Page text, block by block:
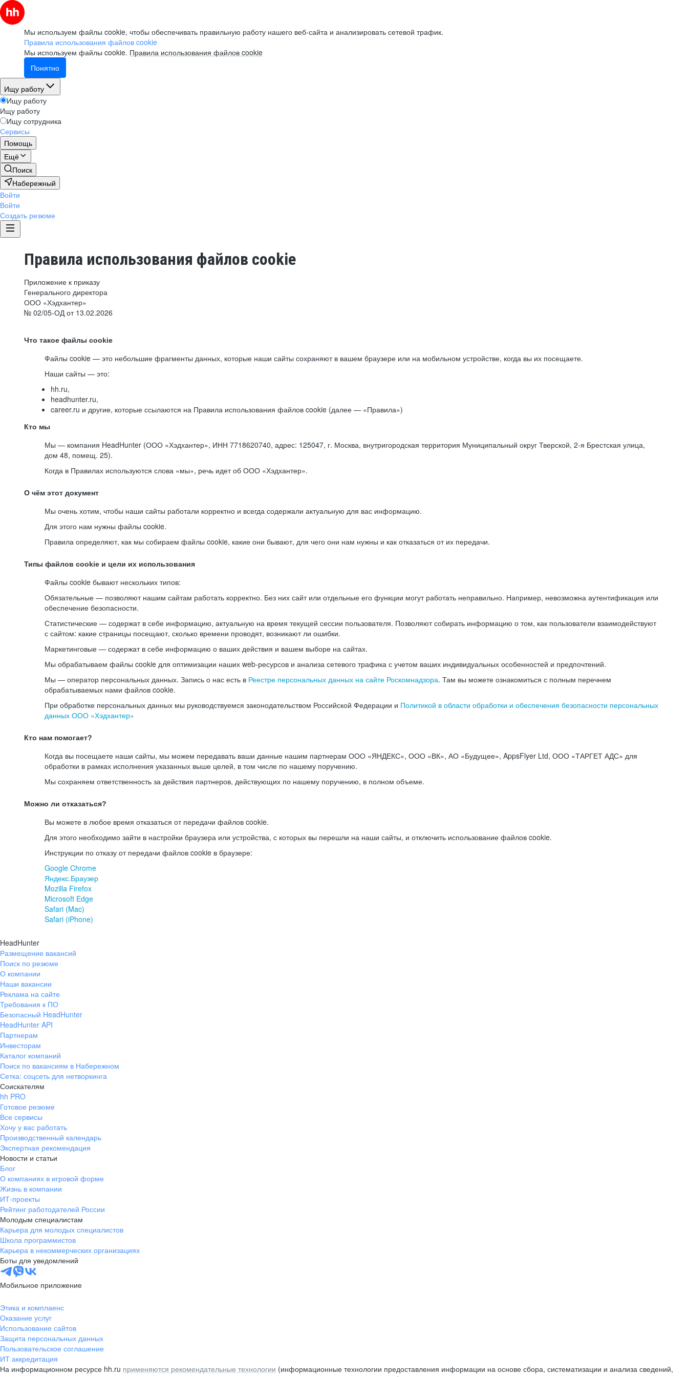
Мы используем файлы cookie, чтобы обеспечивать правильную работу нашего веб-сайта и анализировать сетевой трафик.
Правила использования файлов cookie
Мы используем файлы cookie. Правила использования файлов cookie
Понятно
Ищу работу
Ищу работу
Ищу работу
Ищу сотрудника
Сервисы
Помощь
Ещё
Поиск
Набережный
Войти
Войти
Создать резюме
Правила использования файлов cookie
Приложение к приказу
Генерального директора
ООО «Хэдхантер»
№ 02/05-ОД от 13.02.2026
Что такое файлы cookie
Файлы cookie — это небольшие фрагменты данных, которые наши сайты сохраняют в вашем браузере или на мобильном устройстве, когда вы их посещаете.
Наши сайты — это:
hh.ru,
headhunter.ru,
career.ru и другие, которые ссылаются на Правила использования файлов cookie (далее — «Правила»)
Кто мы
Мы — компания HeadHunter (ООО «Хэдхантер», ИНН 7718620740, адрес: 125047, г. Москва, внутригородская территория Муниципальный округ Тверской, 2-я Брестская улица,
дом 48, помещ. 25).
Когда в Правилах используются слова «мы», речь идет об ООО «Хэдхантер».
О чём этот документ
Мы очень хотим, чтобы наши сайты работали корректно и всегда содержали актуальную для вас информацию.
Для этого нам нужны файлы cookie.
Правила определяют, как мы собираем файлы cookie, какие они бывают, для чего они нам нужны и как отказаться от их передачи.
Типы файлов cookie и цели их использования
Файлы cookie бывают нескольких типов:
Обязательные — позволяют нашим сайтам работать корректно. Без них сайт или отдельные его функции могут работать неправильно. Например, невозможна аутентификация или
обеспечение безопасности.
Статистические — содержат в себе информацию, актуальную на время текущей сессии пользователя. Позволяют собирать информацию о том, как пользователи взаимодействуют
с сайтом: какие страницы посещают, сколько времени проводят, возникают ли ошибки.
Маркетинговые — содержат в себе информацию о ваших действия и вашем выборе на сайтах.
Мы обрабатываем файлы cookie для оптимизации наших web-ресурсов и анализа сетевого трафика с учетом ваших индивидуальных особенностей и предпочтений.
Мы — оператор персональных данных. Запись о нас есть в Реестре персональных данных на сайте Роскомнадзора. Там вы можете ознакомиться с полным перечнем
обрабатываемых нами файлов cookie.
При обработке персональных данных мы руководствуемся законодательством Российской Федерации и Политикой в области обработки и обеспечения безопасности персональных
данных ООО «Хэдхантер»
Кто нам помогает?
Когда вы посещаете наши сайты, мы можем передавать ваши данные нашим партнерам ООО «ЯНДЕКС», ООО «ВК», АО «Будущее», AppsFlyer Ltd, ООО «ТАРГЕТ АДС» для
обработки в рамках исполнения указанных выше целей, в том числе по нашему поручению.
Мы сохраняем ответственность за действия партнеров, действующих по нашему поручению, в полном объеме.
Можно ли отказаться?
Вы можете в любое время отказаться от передачи файлов cookie.
Для этого необходимо зайти в настройки браузера или устройства, с которых вы перешли на наши сайты, и отключить использование файлов cookie.
Инструкции по отказу от передачи файлов cookie в браузере:
Google Chrome
Яндекс.Браузер
Mozilla Firefox
Microsoft Edge
Safari (Mac)
Safari (iPhone)
HeadHunter
Размещение вакансий
Поиск по резюме
О компании
Наши вакансии
Реклама на сайте
Требования к ПО
Безопасный HeadHunter
HeadHunter API
Партнерам
Инвесторам
Каталог компаний
Поиск по вакансиям в Набережном
Сетка: соцсеть для нетворкинга
Соискателям
hh PRO
Готовое резюме
Все сервисы
Хочу у вас работать
Производственный календарь
Экспертная рекомендация
Новости и статьи
Блог
О компаниях в игровой форме
Жизнь в компании
ИТ-проекты
Рейтинг работодателей России
Молодым специалистам
Карьера для молодых специалистов
Школа программистов
Карьера в некоммерческих организациях
Боты для уведомлений
Мобильное приложение
Этика и комплаенс
Оказание услуг
Использование сайтов
Защита персональных данных
Пользовательское соглашение
ИТ аккредитация
На информационном ресурсе hh.ru применяются рекомендательные технологии (информационные технологии предоставления информации на основе сбора, систематизации и анализа сведений,